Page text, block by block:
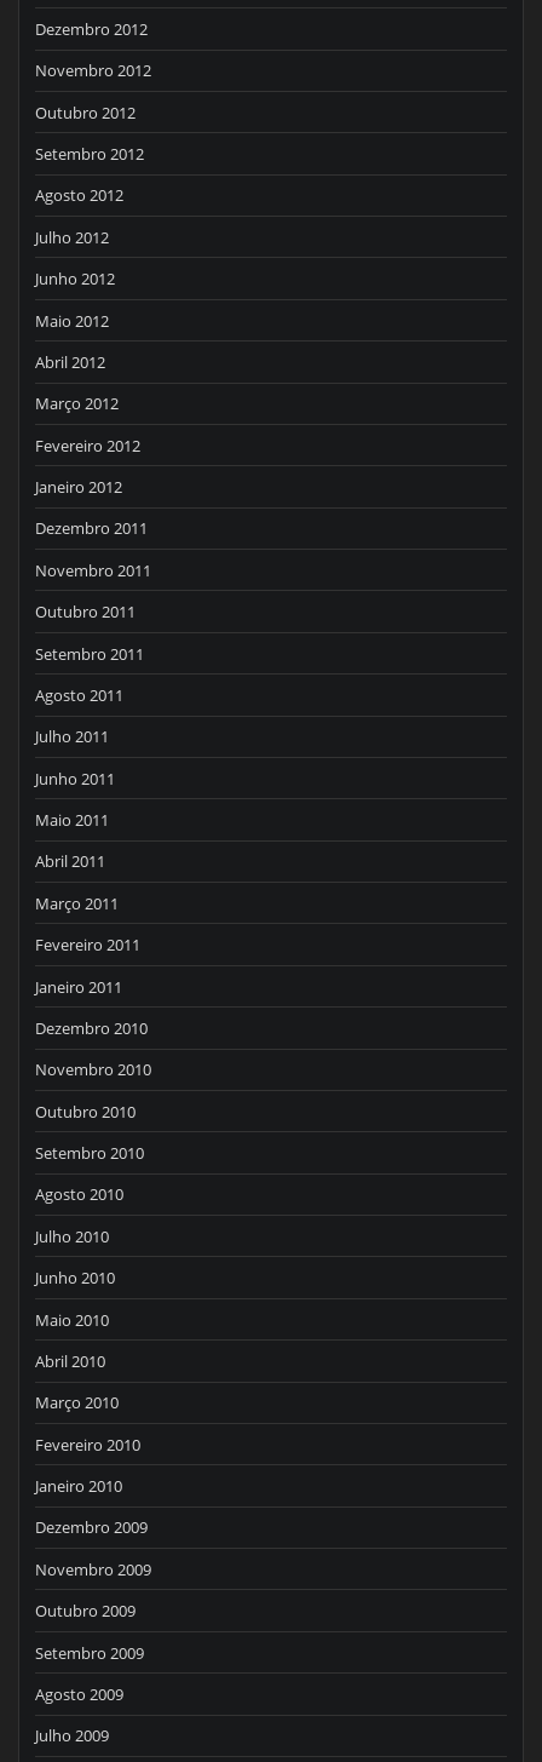
Dezembro 2012
Novembro 2012
Outubro 2012
Setembro 2012
Agosto 2012
Julho 2012
Junho 2012
Maio 2012
Abril 2012
Março 2012
Fevereiro 2012
Janeiro 2012
Dezembro 2011
Novembro 2011
Outubro 2011
Setembro 2011
Agosto 2011
Julho 2011
Junho 2011
Maio 2011
Abril 2011
Março 2011
Fevereiro 2011
Janeiro 2011
Dezembro 2010
Novembro 2010
Outubro 2010
Setembro 2010
Agosto 2010
Julho 2010
Junho 2010
Maio 2010
Abril 2010
Março 2010
Fevereiro 2010
Janeiro 2010
Dezembro 2009
Novembro 2009
Outubro 2009
Setembro 2009
Agosto 2009
Julho 2009